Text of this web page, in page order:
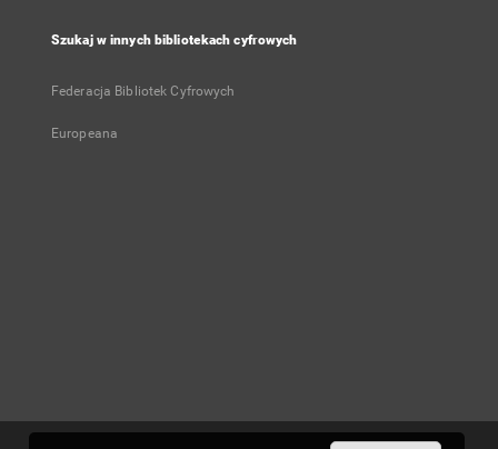
Szukaj w innych bibliotekach cyfrowych
Federacja Bibliotek Cyfrowych
Europeana